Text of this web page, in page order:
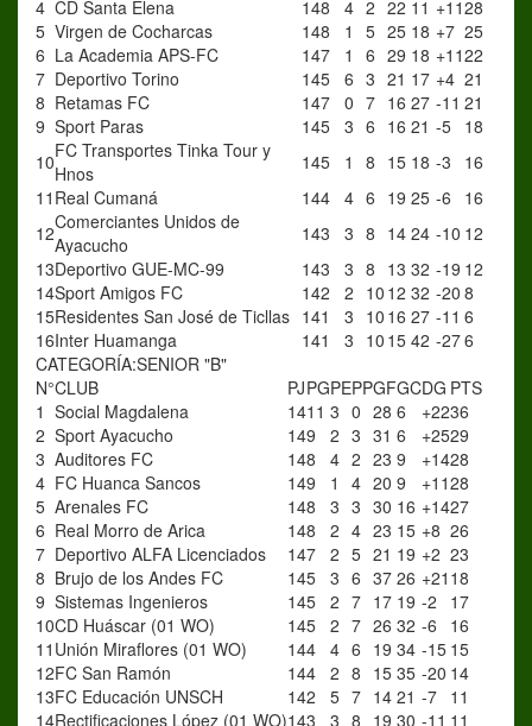
4 CD Santa Elena 148 4 2 22 11 +1128
5 Virgen de Cocharcas 148 1 5 25 18 +7 25
6 La Academia APS-FC 147 1 6 29 18 +1122
7 Deportivo Torino 145 6 3 21 17 +4 21
8 Retamas FC 147 0 7 16 27 -11 21
9 Sport Paras 145 3 6 16 21 -5 18
10FC Transportes Tinka Tour y
Hnos
145 1 8 15 18 -3
16
11 Real Cumaná 144 4 6 19 25 -6
16
12Comerciantes Unidos de
Ayacucho
143 3 8 14 24 -10 12
13Deportivo GUE-MC-99 143 3 8 13 32 -19 12
14Sport Amigos FC 142 2 10 12 32 -20 8
15Residentes San José de Ticllas 141 3 10 16 27 -11 6
16Inter Huamanga 141 3 10 15 42 -276
CATEGORÍA:SENIOR "B"
N°CLUB PJPGPEPPGFGCDG PTS
1 Social Magdalena 1411 3 0 28 6 +2236
2 Sport Ayacucho 149 2 3 31 6 +2529
3 Auditores FC 148 4 2 23 9 +1428
4 FC Huanca Sancos 149 1 4 20 9 +1128
5 Arenales FC 148 3 3 30 16 +1427
6 Real Morro de Arica 148 2 4 23 15 +8 26
7 Deportivo ALFA Licenciados 147 2 5 21 19 +2 23
8 Brujo de los Andes FC 145 3 6 37 26 +21 18
9 Sistemas Ingenieros 145 2 7 17 19 -2
17
10CD Huáscar (01 WO) 145 2 7 26 32 -6
16
11 Unión Miraflores (01 WO) 144 4 6 19 34 -15 15
12FC San Ramón 144 2 8 15 35 -20 14
13FC Educación UNSCH 142 5 7 14 21 -7 11
14Rectificaciones López (01 WO)143 3 8 19 30 -11 11